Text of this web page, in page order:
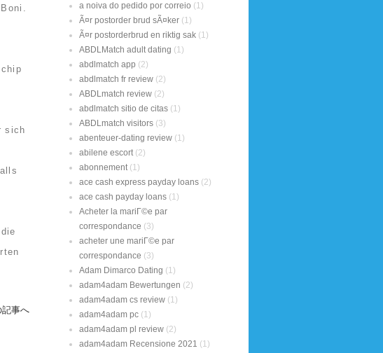
sich
事へ
a noiva do pedido por correio (1)
Ã¤r postorder brud sÃ¤ker (1)
Ã¤r postorderbrud en riktig sak (1)
ABDLMatch adult dating (1)
abdlmatch app (2)
abdlmatch fr review (2)
ABDLmatch review (2)
abdlmatch sitio de citas (1)
ABDLmatch visitors (3)
abenteuer-dating review (1)
abilene escort(2)
abonnement(1)
ace cash express payday loans (2)
ace cash payday loans (1)
Acheter la mariГ©e par
correspondance (3)
acheter une mariГ©e par
correspondance (3)
Adam Dimarco Dating (1)
adam4adam Bewertungen (2)
adam4adam cs review (1)
adam4adam pc (1)
adam4adam pl review (2)
adam4adam Recensione 2021 (1)